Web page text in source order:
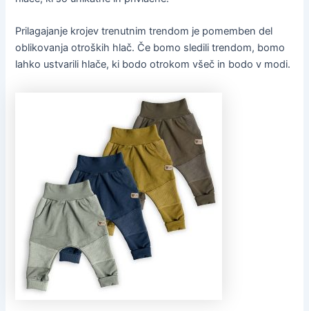
Prilagajanje krojev trenutnim trendom je pomemben del
oblikovanja otroških hlač. Če bomo sledili trendom, bomo
lahko ustvarili hlače, ki bodo otrokom všeč in bodo v modi.